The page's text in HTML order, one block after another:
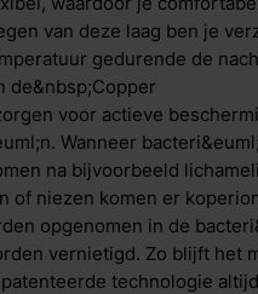
van deze laag ben je
gedurende de
de&nbsp;Copper
voor actieve
Wanneer
na bijvoorbeeld
of niezen komen er
opgenomen in de
vernietigd. Zo blijft het
technologie